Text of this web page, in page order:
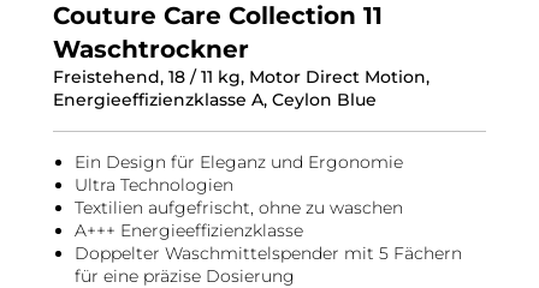
Couture Care Collection 11
Waschtrockner
Freistehend, 18 / 11 kg, Motor Direct Motion,
Energieeffizienzklasse A, Ceylon Blue
Ein Design für Eleganz und Ergonomie
Ultra Technologien
Textilien aufgefrischt, ohne zu waschen
A+++ Energieeffizienzklasse
Doppelter Waschmittelspender mit 5 Fächern
für eine präzise Dosierung